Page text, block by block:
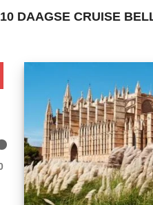
DAAGSE CRUISE